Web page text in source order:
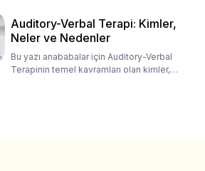
Auditory-Verbal Terapi: Kimler,
Neler ve Nedenler
Bu yazı anababalar için Auditory-Verbal
Terapinin temel kavramları olan kimler,